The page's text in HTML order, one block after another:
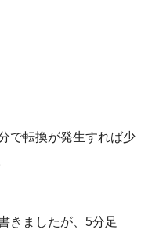
で転換が発生すれば少
きましたが、5分足